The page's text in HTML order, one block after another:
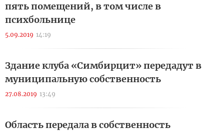
пять помещений, в том числе в
психбольнице
5.09.2019 14:19
Здание клуба «Симбирцит» передадут в
муниципальную собственность
27.08.2019 13:49
Область передала в собственность